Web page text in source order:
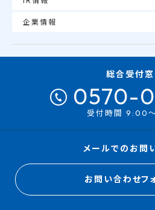
企業情報
総合受付窓
0570-
受付時間 9:00
メールでのお問
お問い合わせフ